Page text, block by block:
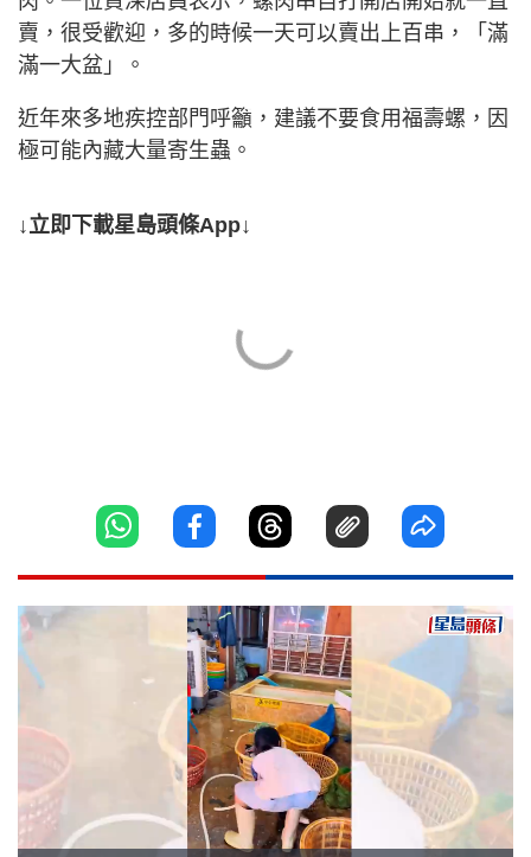
賣，很受歡迎，多的時候一天可以賣出上百串，「滿
滿一大盆」。
近年來多地疾控部門呼籲，建議不要食用福壽螺，因
極可能內藏大量寄生蟲。
↓立即下載星島頭條App↓